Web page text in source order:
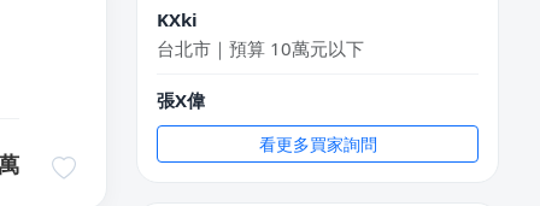
台北市｜預算 10萬元以下
台中市｜預算 10萬元以下
陳X樂
看更多買家詢問